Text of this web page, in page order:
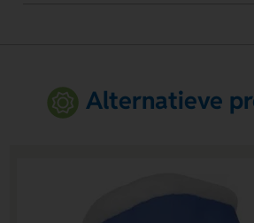
Alternatieve